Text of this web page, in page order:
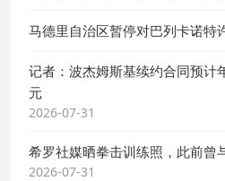
马德里自治区暂停对巴列卡诺特
记者：波杰姆斯基续约合同预
元
2026-07-31
希罗社媒晒拳击训练照，此前曾
2026-07-31